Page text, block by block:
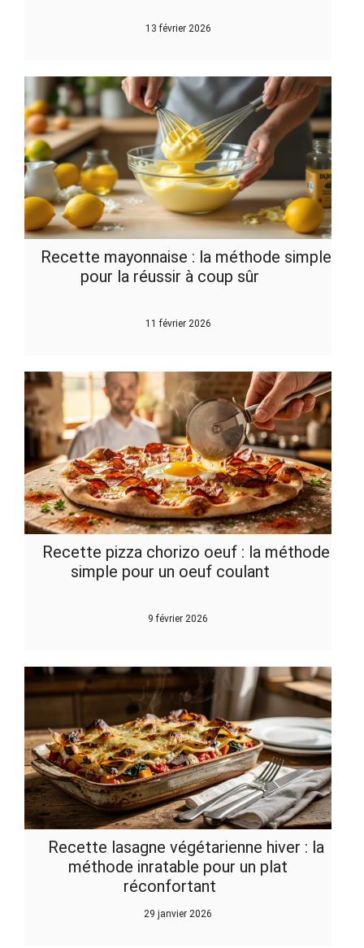
13 février 2026
Recette mayonnaise : la méthode simple
pour la réussir à coup sûr
11 février 2026
Recette pizza chorizo oeuf : la méthode
simple pour un oeuf coulant
9 février 2026
Recette lasagne végétarienne hiver : la
méthode inratable pour un plat
réconfortant
29 janvier 2026